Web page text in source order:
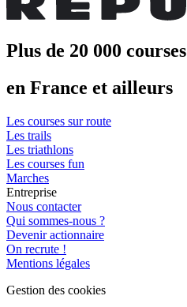
Plus de 20 000 courses
en France et ailleurs
Les courses sur route
Les trails
Les triathlons
Les courses fun
Marches
Entreprise
Nous contacter
Qui sommes-nous ?
Devenir actionnaire
On recrute !
Mentions légales
Gestion des cookies